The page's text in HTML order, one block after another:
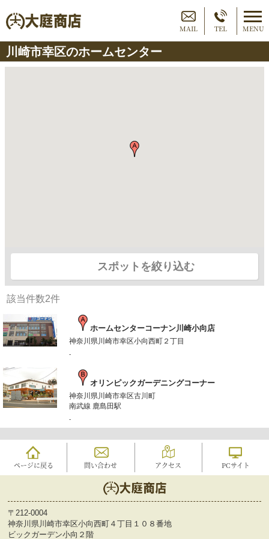
MAIL TEL MENU
川崎市幸区のホームセンター
スポットを絞り込む
該当件数2件
ホームセンターコーナン川崎小向店
神奈川県川崎市幸区小向西町２丁目
-
オリンピックガーデニングコーナー
神奈川県川崎市幸区古川町
南武線 鹿島田駅
-
ページに戻る 問い合わせ アクセス PCサイト
〒212-0004
神奈川県川崎市幸区小向西町４丁目１０８番地
ビックガーデン小向２階